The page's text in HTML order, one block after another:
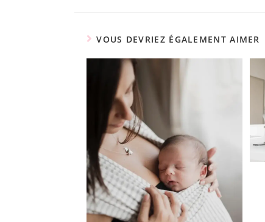
VOUS DEVRIEZ ÉGALEMENT AIMER